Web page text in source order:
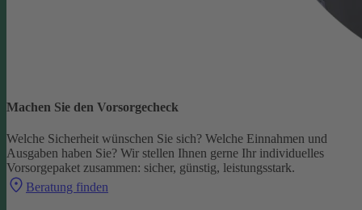
Machen Sie den Vorsorgecheck
Welche Sicherheit wünschen Sie sich? Welche Einnahmen und
Ausgaben haben Sie? Wir stellen Ihnen gerne Ihr individuelles
Vorsorgepaket zusammen: sicher, günstig, leistungsstark.
Beratung finden